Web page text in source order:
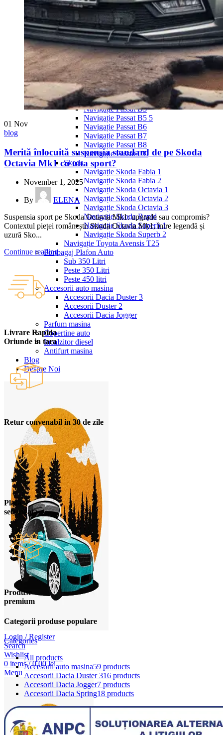
Navigație Ford Mondeo MK3
Navigație Ford Mondeo MK4
Navigație Ford Transit
Mercedes
Navigație Mercedes C Class W203
Navigație Mercedes C Class W204
Navigație Mercedes W203
Navigație Mercedes W204
Navigație Mercedes W211
Navigație Mercedes Sprinter
Passat
Navigație Passat B5
Navigație Passat B5 5
Navigație Passat B6
Navigație Passat B7
Navigație Passat B8
Navigație Passat CC
Skoda
Navigație Skoda Fabia 1
Navigație Skoda Fabia 2
Navigație Skoda Octavia 1
Navigație Skoda Octavia 2
Navigație Skoda Octavia 3
Navigație Skoda Rapid
Navigație Skoda Superb 1
Navigație Skoda Superb 2
Navigație Toyota Avensis T25
Portbagaj Plafon Auto
Sub 350 Litri
Peste 350 Litri
Peste 450 litri
Accesorii auto masina
Accesorii Dacia Duster 3
Accesorii Duster 2
Accesorii Dacia Jogger
Parfum masina
Copertine auto
Incalzitor diesel
Antifurt masina
Blog
Despre Noi
Login / Register
Search
Wishlist
0 items / 0,00lei
Menu
01 Nov
blog
Merită înlocuită suspensia standard de pe Skoda
Octavia Mk1 cu una sport?
November 1, 2025
By
ELENA
Suspensia sport pe Skoda Octavia Mk1: upgrade sau compromis?
Contextul pieței românești: Skoda Octavia Mk1, între legendă și
uzură Sko...
Continue reading
Livrare Rapida
Oriunde in tara
Retur convenabil in 30 de zile
Plata
securizata
Produse
premium
Categorii produse populare
Categories
All products
Accesorii auto masina59 products
Accesorii Dacia Duster 316 products
Accesorii Dacia Jogger7 products
Accesorii Dacia Spring18 products